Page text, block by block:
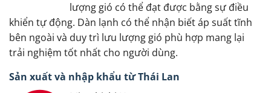
lượng gió có thể đạt được bằng sự điều
khiển tự động. Dàn lạnh có thể nhận biết áp suất tĩnh
bên ngoài và duy trì lưu lượng gió phù hợp mang lại
trải nghiệm tốt nhất cho người dùng.
Sản xuất và nhập khẩu từ Thái Lan